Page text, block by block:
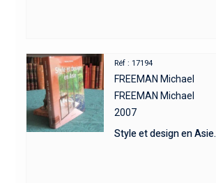
Réf : 17194
FREEMAN Michael
FREEMAN Michael
2007
Style et design en Asie.